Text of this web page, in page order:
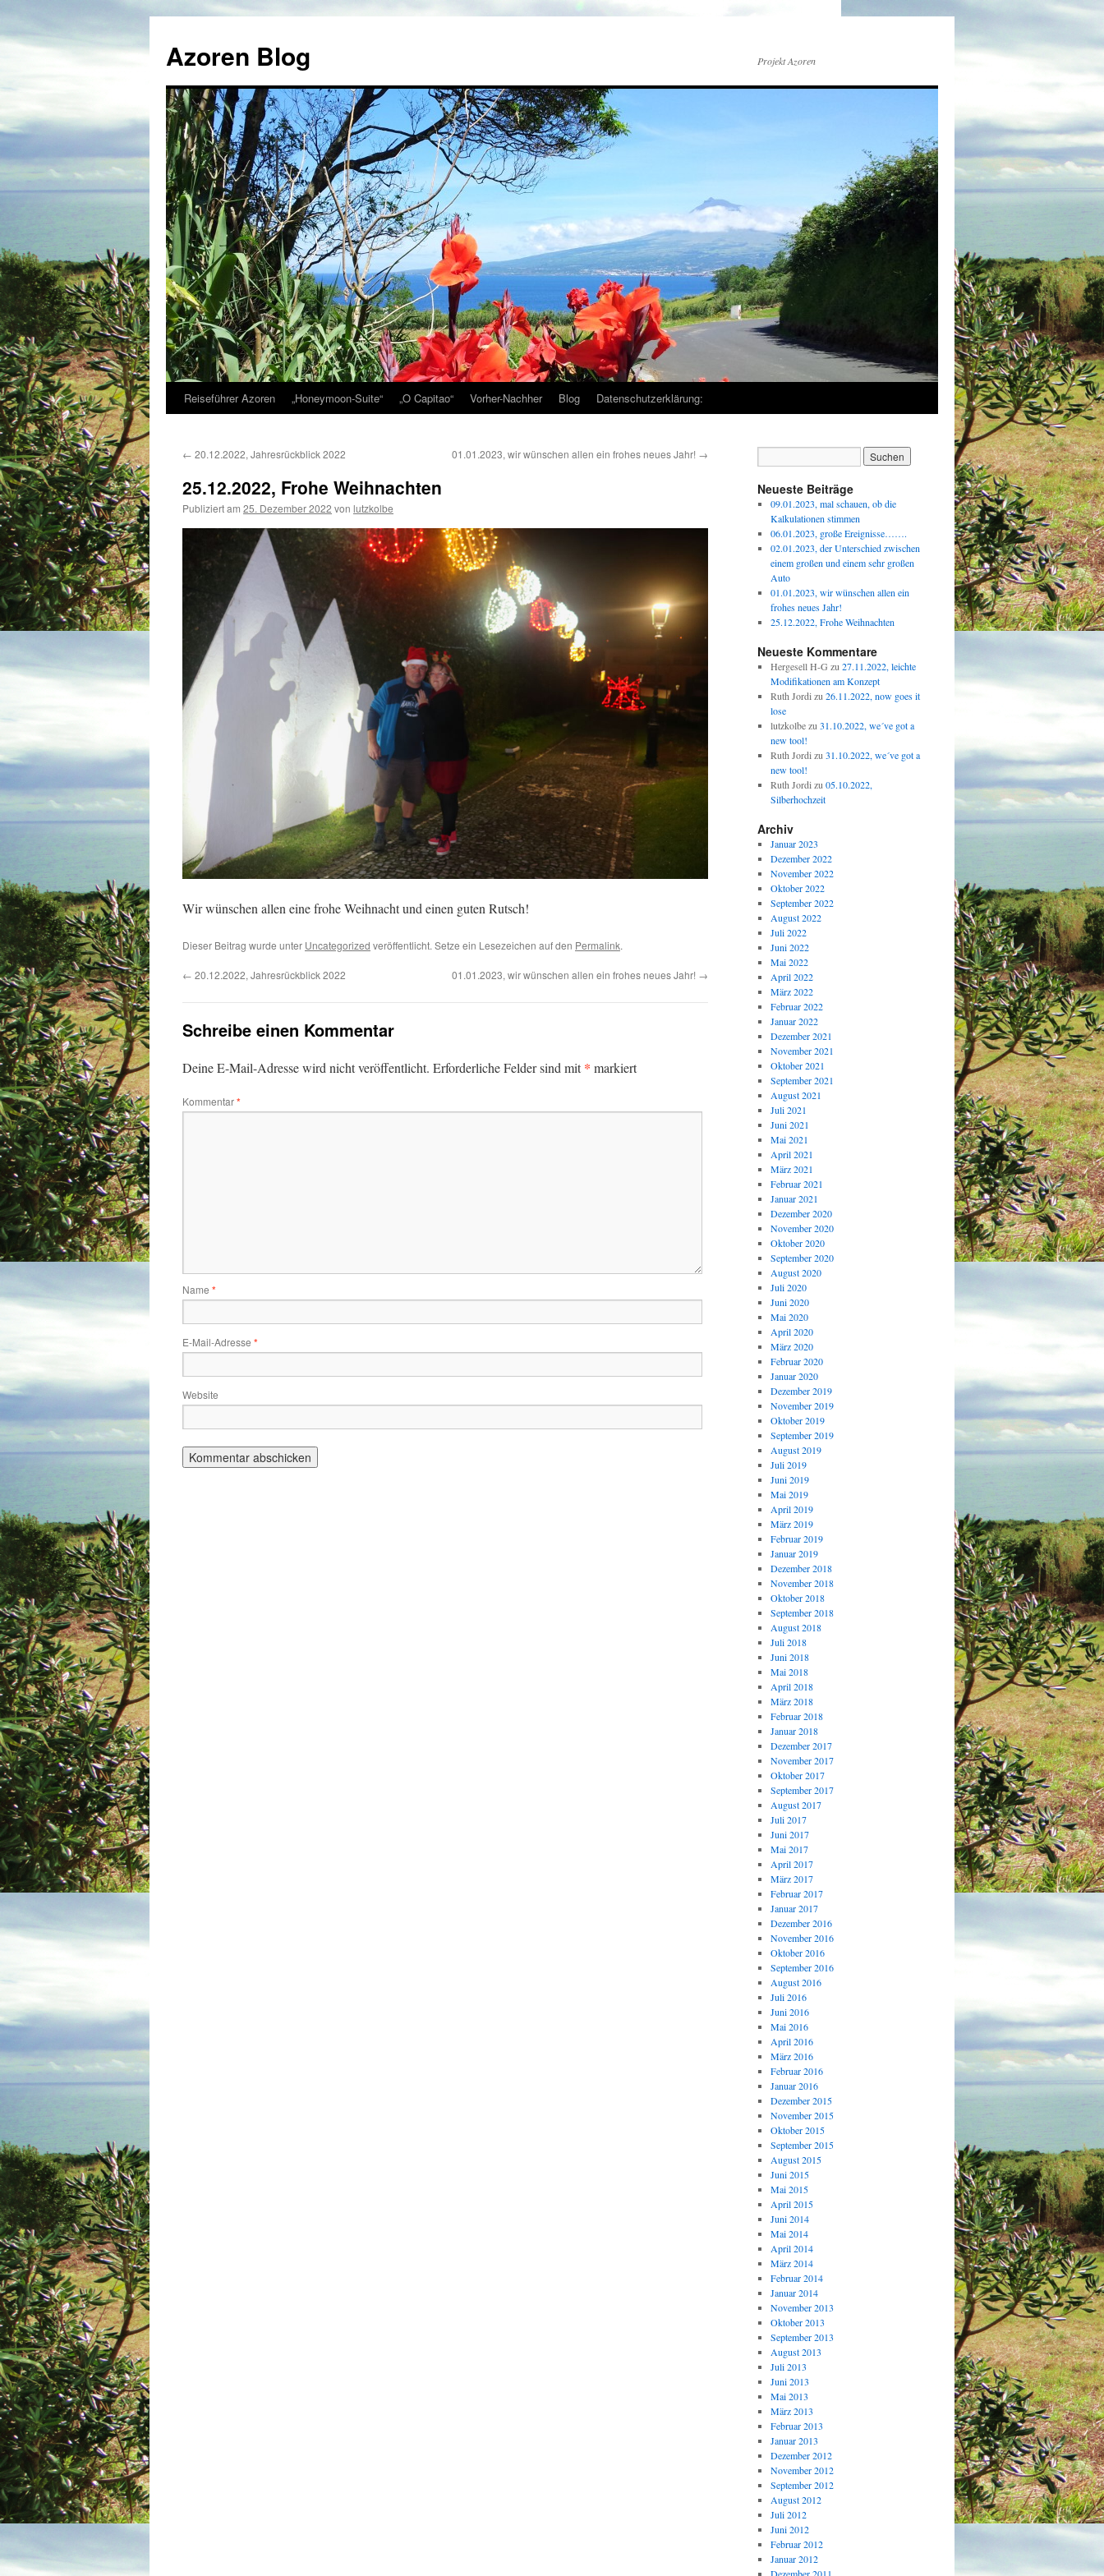
Azoren Blog Projekt Azoren
Zum
springen
Reiseführer Azoren „Honeymoon-Suite“ „O Capitao“ Vorher-Nachher Blog Datenschutzerklärung:
← 20.12.2022, Jahresrückblick 2022 01.01.2023, wir wünschen allen ein frohes neues Jahr! →
25.12.2022, Frohe Weihnachten
Publiziert am 25. Dezember 2022 von lutzkolbe
Wir wünschen allen eine frohe Weihnacht und einen guten Rutsch!
Dieser Beitrag wurde unter Uncategorized veröffentlicht. Setze ein Lesezeichen auf den Permalink.
← 20.12.2022, Jahresrückblick 2022 01.01.2023, wir wünschen allen ein frohes neues Jahr! →
Schreibe einen Kommentar
Deine E-Mail-Adresse wird nicht veröffentlicht. Erforderliche Felder sind mit* markiert
Kommentar*
Name *
E-Mail-Adresse *
Website
Neueste Beiträge
09.01.2023, mal schauen, ob die
Kalkulationen stimmen
06.01.2023, große Ereignisse…….
02.01.2023, der Unterschied zwischen
einem großen und einem sehr großen
Auto
01.01.2023, wir wünschen allen ein
frohes neues Jahr!
25.12.2022, Frohe Weihnachten
Neueste Kommentare
Hergesell H-G zu 27.11.2022, leichte
Modifikationen am Konzept
Ruth Jordi zu 26.11.2022, now goes it
lose
lutzkolbezu 31.10.2022, we´ve got a
new tool!
Ruth Jordi zu 31.10.2022, we´ve got a
new tool!
Ruth Jordi zu 05.10.2022,
Silberhochzeit
Archiv
Januar 2023
Dezember 2022
November 2022
Oktober 2022
September 2022
August 2022
Juli 2022
Juni 2022
Mai 2022
April 2022
März 2022
Februar 2022
Januar 2022
Dezember 2021
November 2021
Oktober 2021
September 2021
August 2021
Juli 2021
Juni 2021
Mai 2021
April 2021
März 2021
Februar 2021
Januar 2021
Dezember 2020
November 2020
Oktober 2020
September 2020
August 2020
Juli 2020
Juni 2020
Mai 2020
April 2020
März 2020
Februar 2020
Januar 2020
Dezember 2019
November 2019
Oktober 2019
September 2019
August 2019
Juli 2019
Juni 2019
Mai 2019
April 2019
März 2019
Februar 2019
Januar 2019
Dezember 2018
November 2018
Oktober 2018
September 2018
August 2018
Juli 2018
Juni 2018
Mai 2018
April 2018
März 2018
Februar 2018
Januar 2018
Dezember 2017
November 2017
Oktober 2017
September 2017
August 2017
Juli 2017
Juni 2017
Mai 2017
April 2017
März 2017
Februar 2017
Januar 2017
Dezember 2016
November 2016
Oktober 2016
September 2016
August 2016
Juli 2016
Juni 2016
Mai 2016
April 2016
März 2016
Februar 2016
Januar 2016
Dezember 2015
November 2015
Oktober 2015
September 2015
August 2015
Juni 2015
Mai 2015
April 2015
Juni 2014
Mai 2014
April 2014
März 2014
Februar 2014
Januar 2014
November 2013
Oktober 2013
September 2013
August 2013
Juli 2013
Juni 2013
Mai 2013
März 2013
Februar 2013
Januar 2013
Dezember 2012
November 2012
September 2012
August 2012
Juli 2012
Juni 2012
Februar 2012
Januar 2012